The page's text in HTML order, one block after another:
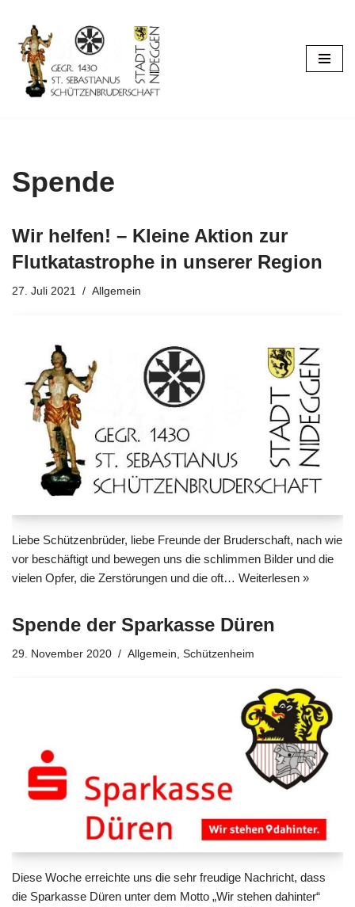
Zum
Inhalt
springen
Spende
Wir helfen! – Kleine Aktion zur
Flutkatastrophe in unserer Region
27. Juli 2021 Allgemein
Liebe Schützenbrüder, liebe Freunde der Bruderschaft, nach wie
vor beschäftigt und bewegen uns die schlimmen Bilder und die
vielen Opfer, die Zerstörungen und die oft… Weiterlesen »
Spende der Sparkasse Düren
29. November 2020 Allgemein Schützenheim
Diese Woche erreichte uns die sehr freudige Nachricht, dass
die Sparkasse Düren unter dem Motto „Wir stehen dahinter“